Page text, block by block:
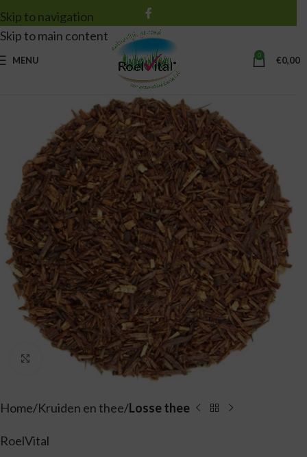
Skip to navigation
Skip to main content
MENU 0 €0,00
Vergroten
Home Kruiden en thee Losse thee
RoelVital